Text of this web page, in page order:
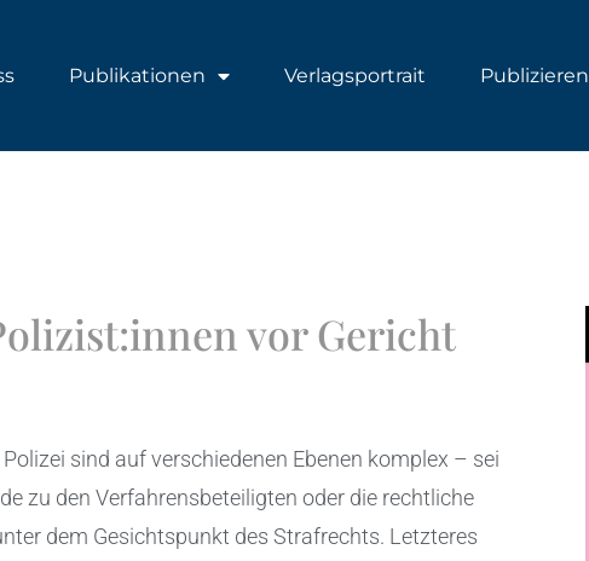
Publikationen Verlagsportrait Publizieren
vor Gericht
sind auf verschiedenen Ebenen komplex – sei
zu den Verfahrensbeteiligten oder die rechtliche
dem Gesichtspunkt des Strafrechts. Letzteres